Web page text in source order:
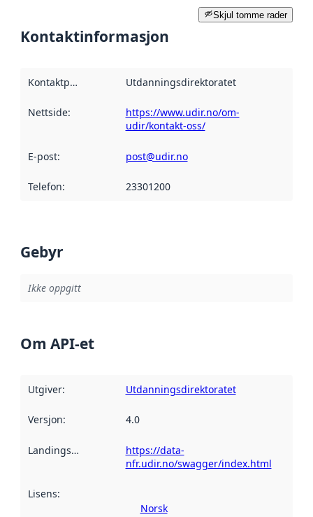
Skjul tomme rader
Kontaktinformasjon
Kontaktpunkt Utdanningsdirektoratet
Nettside:
https://www.udir.no/om-
udir/kontakt-oss/
E-post: post@udir.no
Telefon: 23301200
Gebyr
Ikke oppgitt
Om API-et
Utgiver: Utdanningsdirektoratet
Versjon: 4.0
Landingsside
https://data-
nfr.udir.no/swagger/index.html
Lisens:
Norsk